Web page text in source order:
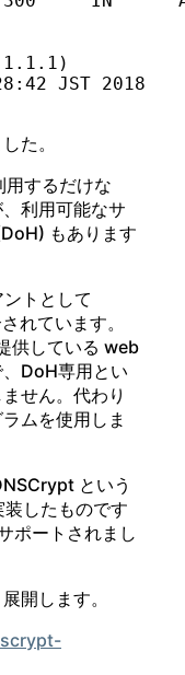
JST 2018
た。
用するだけな
利用可能なサ
もあります
トとして
れています。
供している web
DoH専用とい
せん。代わり
ムを使用しま
という
したものです
ポートされまし
開します。